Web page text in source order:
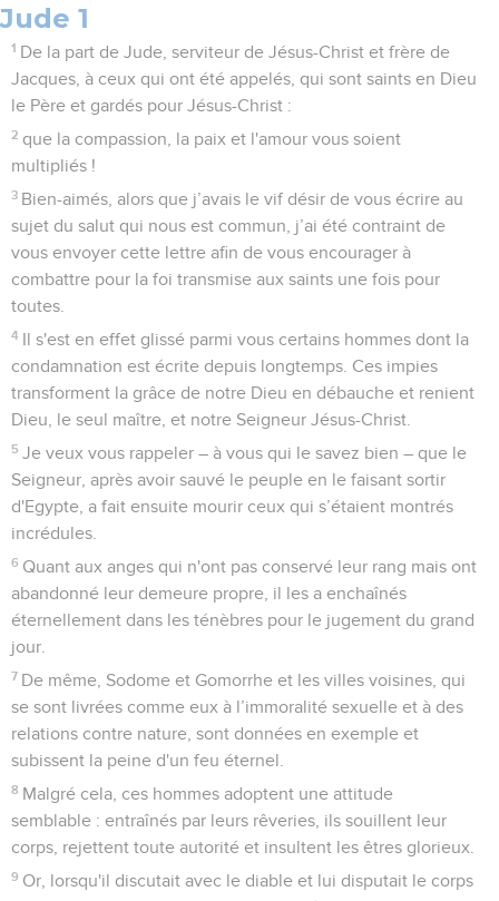
Jude 1
1 De la part de Jude, serviteur de Jésus-Christ et frère de
Jacques, à ceux qui ont été appelés, qui sont saints en Dieu
le Père et gardés pour Jésus-Christ :
2 que la compassion, la paix et l'amour vous soient
multipliés !
3 Bien-aimés, alors que j’avais le vif désir de vous écrire au
sujet du salut qui nous est commun, j’ai été contraint de
vous envoyer cette lettre afin de vous encourager à
combattre pour la foi transmise aux saints une fois pour
toutes.
4 Il s'est en effet glissé parmi vous certains hommes dont la
condamnation est écrite depuis longtemps. Ces impies
transforment la grâce de notre Dieu en débauche et renient
Dieu, le seul maître, et notre Seigneur Jésus-Christ.
5 Je veux vous rappeler – à vous qui le savez bien – que le
Seigneur, après avoir sauvé le peuple en le faisant sortir
d'Egypte, a fait ensuite mourir ceux qui s’étaient montrés
incrédules.
6 Quant aux anges qui n'ont pas conservé leur rang mais ont
abandonné leur demeure propre, il les a enchaînés
éternellement dans les ténèbres pour le jugement du grand
jour.
7 De même, Sodome et Gomorrhe et les villes voisines, qui
se sont livrées comme eux à l’immoralité sexuelle et à des
relations contre nature, sont données en exemple et
subissent la peine d'un feu éternel.
8 Malgré cela, ces hommes adoptent une attitude
semblable : entraînés par leurs rêveries, ils souillent leur
corps, rejettent toute autorité et insultent les êtres glorieux.
9 Or, lorsqu'il discutait avec le diable et lui disputait le corps